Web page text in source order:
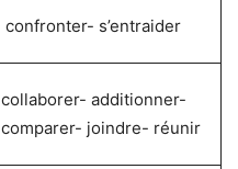
confronter- s’entraider
collaborer- additionner-
comparer- joindre- réunir